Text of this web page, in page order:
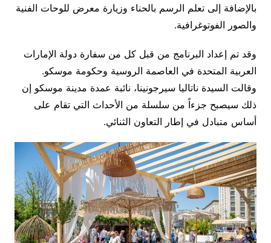
بالإضافة إلى تعلم الرسم بالحناء وزيارة معرض للوحات الفنية
والصور الفوتوغرافية.
وقد تم إعداد البرنامج من قبل كل من سفارة دولة الإمارات
العربية المتحدة في العاصمة الروسية وحكومة موسكو.
وقالت السيدة ناتاليا سيرجونينا، نائبة عمدة مدينة موسكو إن
ذلك سيصبح جزءاً من سلسلة من الأحداث التي تقام على
أساس متبادل في إطار التعاون الثنائي.